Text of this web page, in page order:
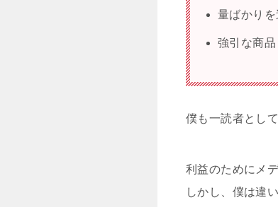
量ばかり
強引な商
僕も一読者とし
利益のためにメ
しかし、僕は違い